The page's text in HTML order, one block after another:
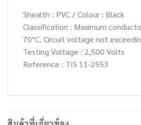
Shealth : PVC / Colour : Black
Classification : Maximum
70°C. Circuit voltage not
Testing Voltage : 2,500 Volts
Reference : TIS 11-2553